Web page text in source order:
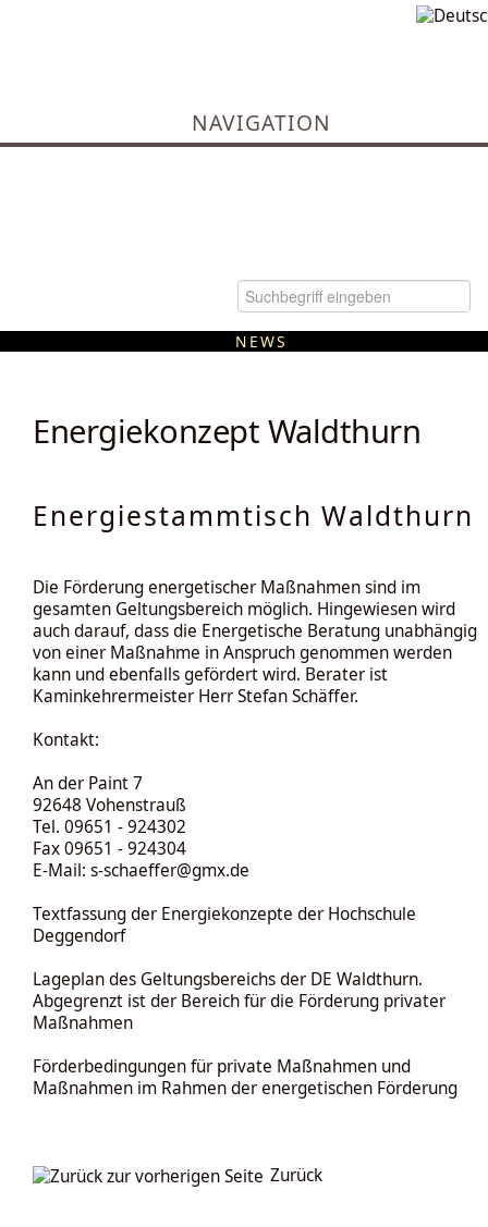
NAVIGATION
NEWS
Energiekonzept Waldthurn
Energiestammtisch Waldthurn
Die Förderung energetischer Maßnahmen sind im
gesamten Geltungsbereich möglich. Hingewiesen wird
auch darauf, dass die Energetische Beratung unabhängig
von einer Maßnahme in Anspruch genommen werden
kann und ebenfalls gefördert wird. Berater ist
Kaminkehrermeister Herr Stefan Schäffer.
Kontakt:
An der Paint 7
92648 Vohenstrauß
Tel. 09651 - 924302
Fax 09651 - 924304
E-Mail: s-schaeffer@gmx.de
Textfassung der Energiekonzepte der Hochschule
Deggendorf
Lageplan des Geltungsbereichs der DE Waldthurn.
Abgegrenzt ist der Bereich für die Förderung privater
Maßnahmen
Förderbedingungen für private Maßnahmen und
Maßnahmen im Rahmen der energetischen Förderung
Zurück